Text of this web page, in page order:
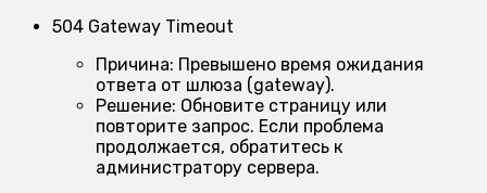
504 Gateway Timeout
Причина: Превышено время ожидания
ответа от шлюза (gateway).
Решение: Обновите страницу или
повторите запрос. Если проблема
продолжается, обратитесь к
администратору сервера.